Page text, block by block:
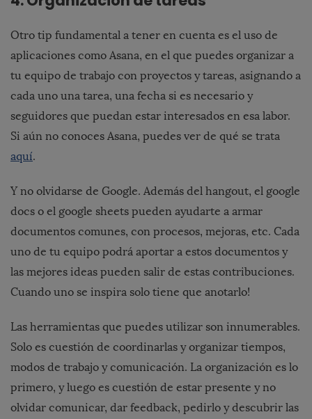
Otro tip fundamental a tener en cuenta es el uso de
aplicaciones como Asana, en el que puedes organizar a
tu equipo de trabajo con proyectos y tareas, asignando a
cada uno una tarea, una fecha si es necesario y
seguidores que puedan estar interesados en esa labor.
Si aún no conoces Asana, puedes ver de qué se trata
aquí.
Y no olvidarse de Google. Además del hangout, el google
docs o el google sheets pueden ayudarte a armar
documentos comunes, con procesos, mejoras, etc. Cada
uno de tu equipo podrá aportar a estos documentos y
las mejores ideas pueden salir de estas contribuciones.
Cuando uno se inspira solo tiene que anotarlo!
Las herramientas que puedes utilizar son innumerables.
Solo es cuestión de coordinarlas y organizar tiempos,
modos de trabajo y comunicación. La organización es lo
primero, y luego es cuestión de estar presente y no
olvidar comunicar, dar feedback, pedirlo y descubrir las